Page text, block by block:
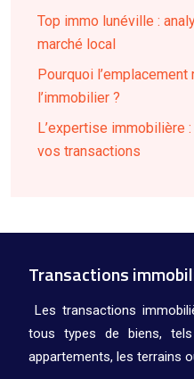
Top immo lunéville :
marché local
Pourquoi
l’immobilier ?
L’expertise immobilière
vos transactions
Transactions
Les transactions
tous types de biens,
appartements, les terrains